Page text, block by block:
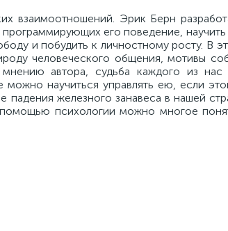
взаимоотношений. Эрик Берн
его поведение,
и побудить к личностному росту. В
человеческого общения, мотивы
автора, судьба каждого из
научиться управлять ею, если
железного занавеса в нашей
психологии можно многое